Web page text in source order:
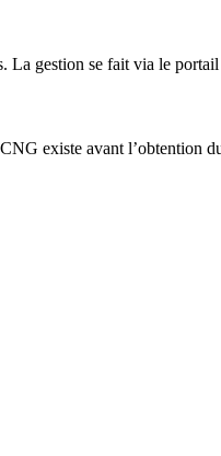
La gestion se fait via le portail
existe avant l’obtention